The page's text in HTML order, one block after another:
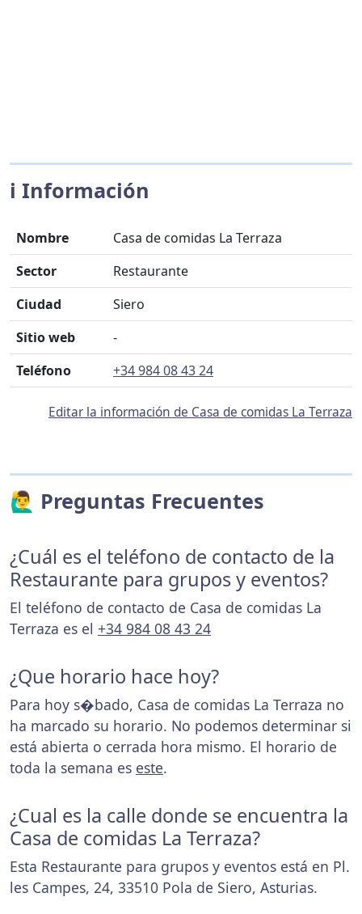
ℹ️ Información
Nombre
Casa de comidas La Terraza
Sector
Restaurante
Ciudad
Siero
Sitio web
-
Teléfono
+34 984 08 43 24
Editar la información de Casa de comidas La Terraza
🙋‍♂️ Preguntas Frecuentes
¿Cuál es el teléfono de contacto de la
Restaurante para grupos y eventos?
El teléfono de contacto de Casa de comidas La
Terraza es el +34 984 08 43 24
¿Que horario hace hoy?
Para hoy s�bado, Casa de comidas La Terraza no
ha marcado su horario. No podemos determinar si
está abierta o cerrada hora mismo. El horario de
toda la semana es este.
¿Cual es la calle donde se encuentra la
Casa de comidas La Terraza?
Esta Restaurante para grupos y eventos está en Pl.
les Campes, 24, 33510 Pola de Siero, Asturias.